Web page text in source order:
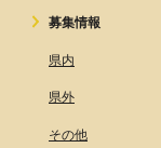
募集情報
県内
県外
その他